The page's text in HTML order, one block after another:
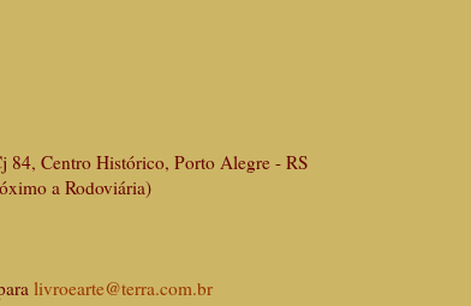
84, Centro Histórico, Porto Alegre - RS
a Rodoviária)
livroearte@terra.com.br